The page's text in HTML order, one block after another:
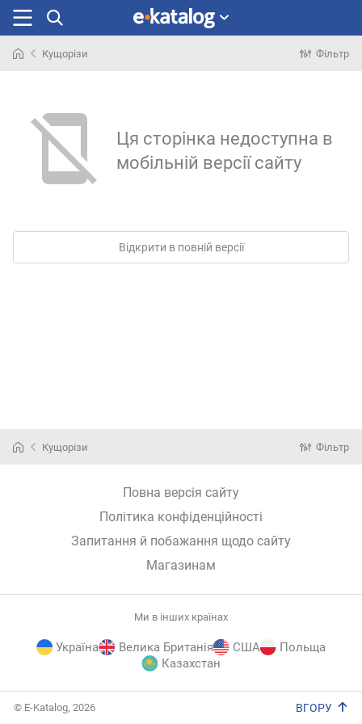
Кущорізи Фільтр
Ця сторінка недоступна в
мобільній версії сайту
Відкрити в повній версії
Кущорізи Фільтр
Повна версія сайту
Політика конфіденційності
Запитання й побажання щодо сайту
Магазинам
Ми в інших країнах
Україна Велика Британія США
Польща
Казахстан
© E-Katalog, 2026 ВГОРУ